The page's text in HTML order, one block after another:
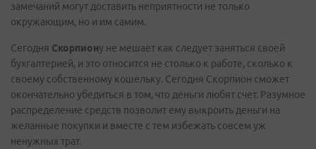
замечаний могут доставить неприятности не только
окружающим, но и им самим.
Сегодня Скорпиону не мешает как следует заняться своей
бухгалтерией, и это относится не столько к работе, сколько к
своему собственному кошельку. Сегодня Скорпион сможет
окончательно убедиться в том, что деньги любят счет. Разумное
распределение средств позволит ему выкроить деньги на
желанные покупки и вместе с тем избежать совсем уж
ненужных трат.